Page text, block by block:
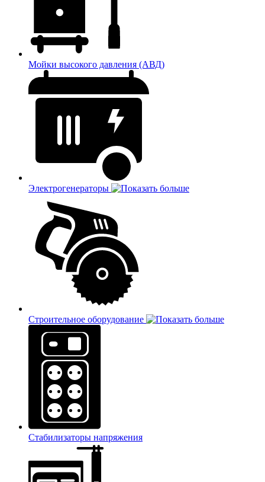
Мойки высокого давления (АВД)
Электрогенераторы
Строительное оборудование
Стабилизаторы напряжения